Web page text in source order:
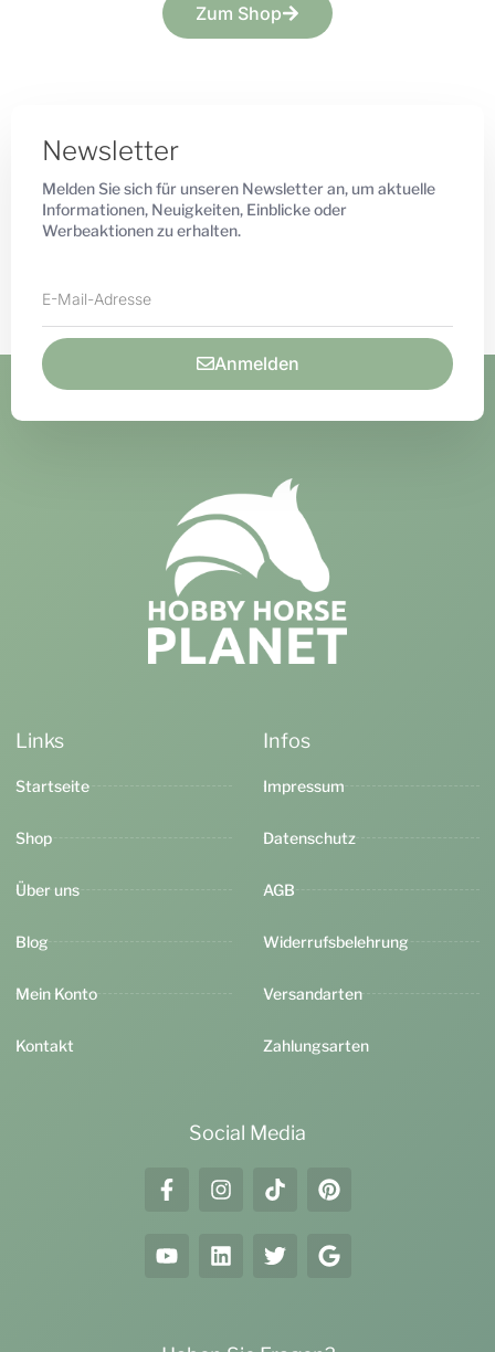
Zum Shop
Newsletter
Melden Sie sich für unseren Newsletter an, um aktuelle
Informationen, Neuigkeiten, Einblicke oder
Werbeaktionen zu erhalten.
Anmelden
Links
Startseite
Shop
Über uns
Blog
Mein Konto
Kontakt
Infos
Impressum
Datenschutz
AGB
Widerrufsbelehrung
Versandarten
Zahlungsarten
Social Media